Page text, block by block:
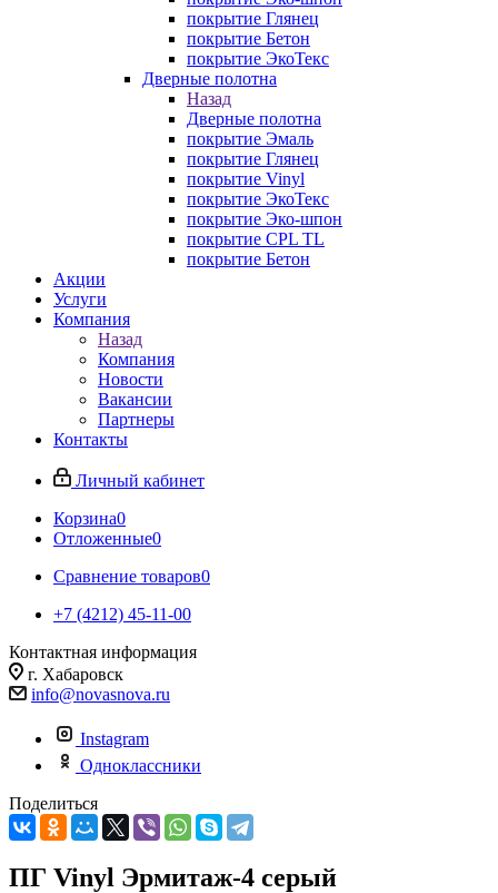
покрытие Глянец
покрытие Бетон
покрытие ЭкоТекс
Дверные полотна
Назад
Дверные полотна
покрытие Эмаль
покрытие Глянец
покрытие Vinyl
покрытие ЭкоТекс
покрытие Эко-шпон
покрытие CPL TL
покрытие Бетон
Акции
Услуги
Компания
Назад
Компания
Новости
Вакансии
Партнеры
Контакты
Личный кабинет
Корзина0
Отложенные0
Сравнение товаров0
+7 (4212) 45-11-00
Контактная информация
г. Хабаровск
info@novasnova.ru
Instagram
Одноклассники
Поделиться
ПГ Vinyl Эрмитаж-4 серый